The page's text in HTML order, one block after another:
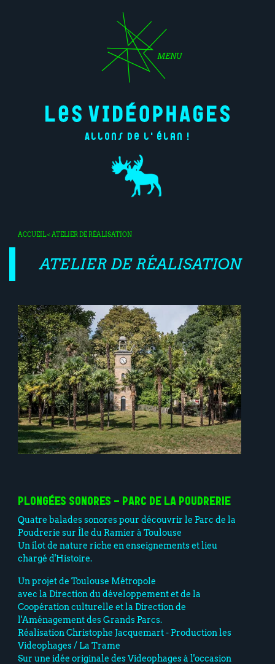
MENU
Allons de l'élan !
ACCUEIL< ATELIER DE RÉALISATION
ATELIER DE RÉALISATION
PLONGÉES SONORES - PARC DE LA POUDRERIE
Quatre balades sonores pour découvrir le Parc de la
Poudrerie sur Île du Ramier à Toulouse
Un îlot de nature riche en enseignements et lieu
chargé d'Histoire.
Un projet de Toulouse Métropole
avec la Direction du développement et de la
Coopération culturelle et la Direction de
l'Aménagement des Grands Parcs.
Réalisation Christophe Jacquemart - Production les
Videophages / La Trame
Sur une idée originale des Videophages à l'occasion